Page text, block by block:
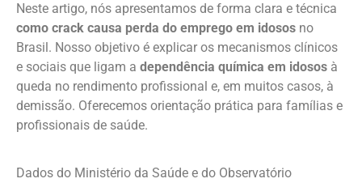
Neste artigo, nós apresentamos de forma clara e técnica
como crack causa perda do emprego em idosos no
Brasil. Nosso objetivo é explicar os mecanismos clínicos
e sociais que ligam a dependência química em idosos à
queda no rendimento profissional e, em muitos casos, à
demissão. Oferecemos orientação prática para famílias e
profissionais de saúde.
Dados do Ministério da Saúde e do Observatório